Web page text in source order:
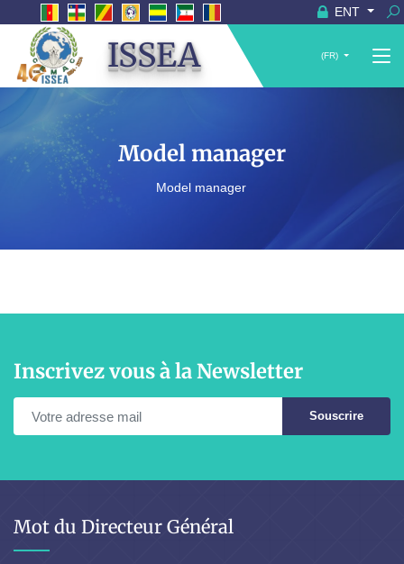
ENT
ISSEA (FR)
Model manager
Model manager
Inscrivez vous à la Newsletter
Souscrire
Mot du Directeur Général